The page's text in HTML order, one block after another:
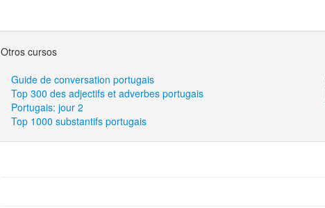
Otros cursos
Guide de conversation portugais
Top 300 des adjectifs et adverbes portugais
Portugais: jour 2
Top 1000 substantifs portugais